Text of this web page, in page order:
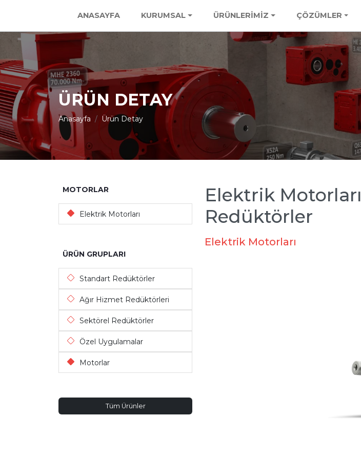
ANASAYFA KURUMSAL ÜRÜNLERİMİZ ÇÖZÜMLER
ÜRÜN DETAY
Anasayfa Ürün Detay
MOTORLAR
Elektrik Motorları
ÜRÜN GRUPLARI
Standart Redüktörler
Ağır Hizmet Redüktörleri
Sektörel Redüktörler
Özel Uygulamalar
Motorlar
Tüm Ürünler
Elektrik Motorları
Redüktörler
Elektrik Motorları